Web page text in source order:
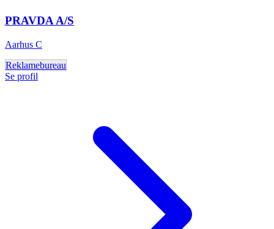
PRAVDA A/S
Aarhus C
Reklamebureau
Se profil